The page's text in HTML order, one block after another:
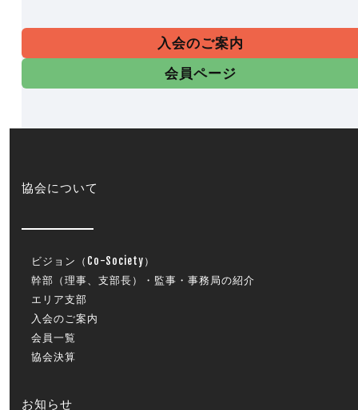
入会のご案内
会員ページ
協会について
ビジョン（Co-Society）
幹部（理事、支部長）・監事・事務局の紹介
エリア支部
入会のご案内
会員一覧
協会決算
お知らせ